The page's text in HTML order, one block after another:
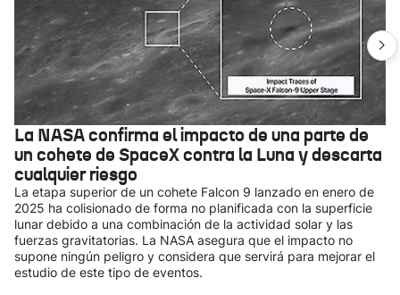
La NASA confirma el impacto de una parte de
un cohete de SpaceX contra la Luna y descarta
cualquier riesgo
La etapa superior de un cohete Falcon 9 lanzado en enero de
2025 ha colisionado de forma no planificada con la superficie
lunar debido a una combinación de la actividad solar y las
fuerzas gravitatorias. La NASA asegura que el impacto no
supone ningún peligro y considera que servirá para mejorar el
estudio de este tipo de eventos.